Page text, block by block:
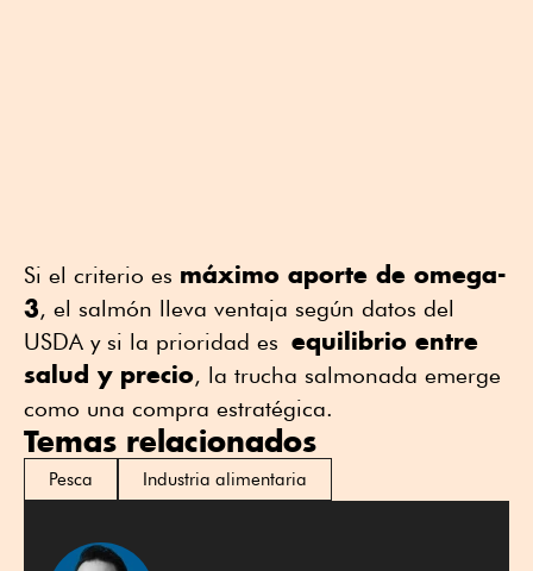
Si el criterio es máximo aporte de omega-
3, el salmón lleva ventaja según datos del
USDA y si la prioridad es equilibrio entre
salud y precio, la trucha salmonada emerge
como una compra estratégica.
Temas relacionados
Pesca Industria alimentaria